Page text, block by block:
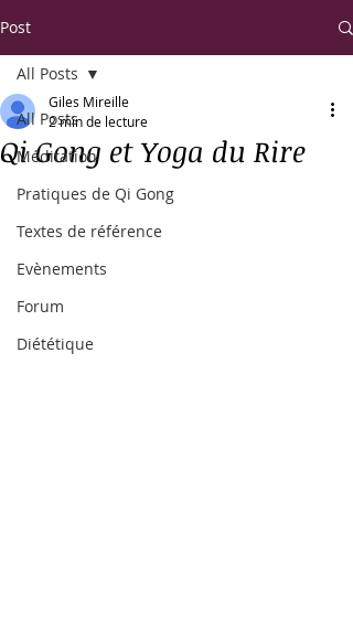
Post
All Posts
Méditation
Pratiques de Qi Gong
Textes de référence
Evènements
Forum
Diététique
All Posts
Qi Gong et Yoga du Rire
Giles Mireille
2 min de lecture